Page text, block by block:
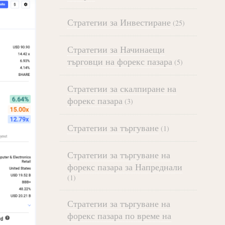
Стратегии за Инвестиране (25)
Стратегии за Начинаещи
търговци на форекс пазара(5)
Стратегии за скалпиране на
форекс пазара(3)
Стратегии за търгуване (1)
Стратегии за търгуване на
форекс пазара за Напреднали
(1)
Стратегии за търгуване на
форекс пазара по време на